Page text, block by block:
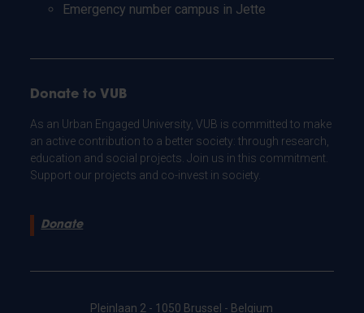
Emergency number campus in Jette
Donate to VUB
As an Urban Engaged University, VUB is committed to make
an active contribution to a better society: through research,
education and social projects. Join us in this commitment.
Support our projects and co-invest in society.
Donate
Pleinlaan 2 - 1050 Brussel - Belgium